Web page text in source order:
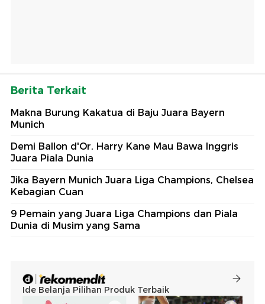
Berita Terkait
Makna Burung Kakatua di Baju Juara Bayern
Munich
Demi Ballon d'Or, Harry Kane Mau Bawa Inggris
Juara Piala Dunia
Jika Bayern Munich Juara Liga Champions, Chelsea
Kebagian Cuan
9 Pemain yang Juara Liga Champions dan Piala
Dunia di Musim yang Sama